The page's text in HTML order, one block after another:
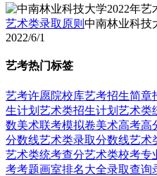
艺术类录取原则 中南林业科技
2022/6/1
艺考热门标签
艺考许愿院校库艺考招生简章
生计划 艺术类招生计划 艺术类
数美术联考模拟卷美术高考高
分数线艺术类录取分数线艺术
艺术类统考查分艺术类校考专
考考题画室排名大全录取查询